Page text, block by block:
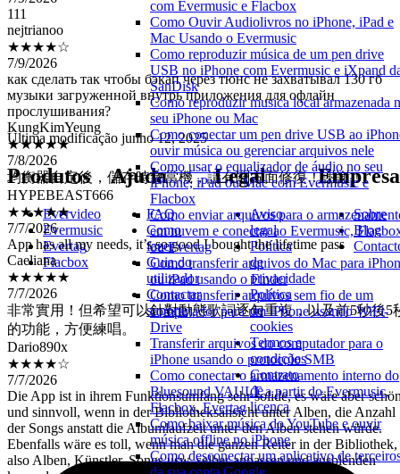
com Evermusic e Flacbox
Como Ouvir Audiolivros no iPhone, iPad e
Mac Usando o Evermusic
Como reproduzir música de um pen drive
USB no iPhone com Evermusic e iXpand
SanDisk
Como reproduzir musica local armazenada
seu iPhone ou Mac
Como conectar um pen drive USB ao
ouvir música ou gerenciar arquivos nele
Como usar o equalizador de áudio no seu
iPhone, iPad ou Mac com Evermusic e
Flacbox
Como enviar arquivos para o
em nuvem e conectar ao Evermusic,
ou Evertag
Como transferir arquivos do Mac para
ou iPad usando o Finder
Como transferir arquivos sem fio de um
computador para um iPhone usando WiFi-
Drive
Transferir arquivos do computador para o
iPhone usando o protocolo SMB
Como conectar o armazenamento interno do
Bluesound VAULT a partir do Evermusic,
Flacbox, Evertag
Como baixar música do YouTube e ouvir
música offline no iPhone
Como desconectar um aplicativo de
111
nejtrianoo
★★★★☆
7/9/2026
как сделать так чтобы бэкап через тюнс не захватывал 130 гб
музыки загруженной внутрь приложения для офлайн
прослушивания?
KungKimYeung
★★★★★
7/8/2026
均衡器自定後，儲存時會當機，請有關方面修復！謝謝！
HYPEBEAST666
★★★★★
7/7/2026
App has all my needs, it’s so good I bought the lifetime pass
Caeliana
★★★★★
7/7/2026
非常實用！但希望可以針對動態歌詞逐句重複，以及前5秒後5
的功能，方便練唱。
Dario890x
★★★★☆
7/7/2026
Die App ist in ihrem Funktionsumfang sehr solide, es wäre aber
und sinnvoll, wenn in der Bibliotheksansicht unter Alben, die Anzahl
der Songs anstatt die Albumlaufzeit unter den Alben stehen würde.
Ebenfalls wäre es toll, wenn man die ganzen Reiter in der Bibliothek,
also Alben, Künstler, Songs usw. selber anpassen und ausblenden
kann, dann gäbe es 5 Sterne.
Última modificação junho 12, 2025
Produtos
Evervideo
Evermusic
Evertag
Flacbox
Ajuda
FAQ
Como
fazer
Guia do
utilizador
Contactar
suporte
Legal
Aviso
legal
Política
de
privacidade
Política
de
cookies
Termos e
condições
Contrato
de
licença
Empresa
Sobre
Blog